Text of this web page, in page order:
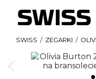
SWISS / ZEGARKI /